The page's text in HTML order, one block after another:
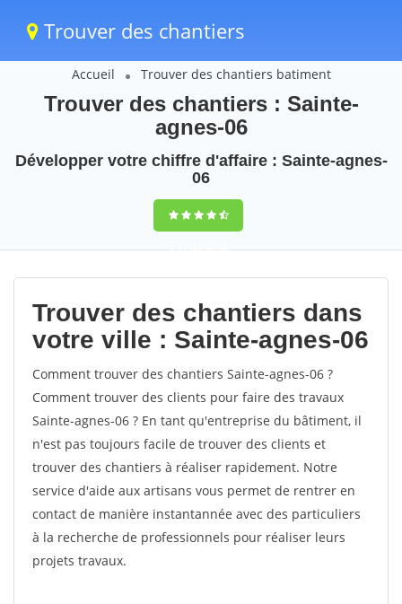
Trouver des chantiers
Accueil Trouver des chantiers batiment
Trouver des chantiers : Sainte-
agnes-06
Développer votre chiffre d'affaire : Sainte-agnes-
06
9,5(100%)48
votes
Trouver des chantiers dans
votre ville : Sainte-agnes-06
Comment trouver des chantiers Sainte-agnes-06 ?
Comment trouver des clients pour faire des travaux
Sainte-agnes-06 ? En tant qu'entreprise du bâtiment, il
n'est pas toujours facile de trouver des clients et
trouver des chantiers à réaliser rapidement. Notre
service d'aide aux artisans vous permet de rentrer en
contact de manière instantannée avec des particuliers
à la recherche de professionnels pour réaliser leurs
projets travaux.